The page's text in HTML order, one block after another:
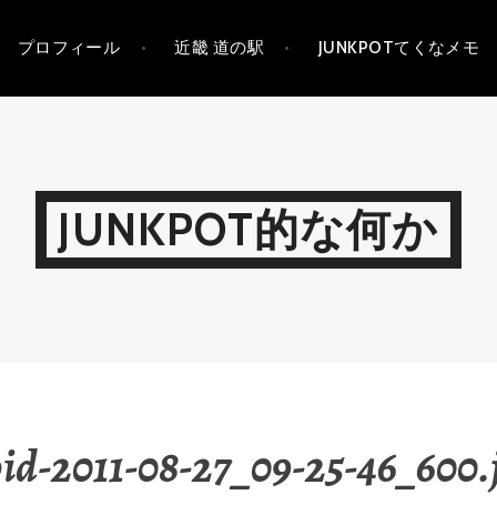
プロフィール 近畿 道の駅 JUNKPOTてくなメモ
JUNKPOT的な何か
2011-08-27_09-25-